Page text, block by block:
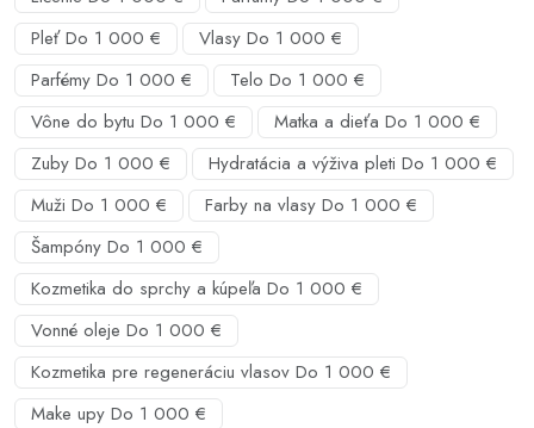
Pleť Do 1 000 €
Vlasy Do 1 000 €
Parfémy Do 1 000 €
Telo Do 1 000 €
Vône do bytu Do 1 000 €
Matka a dieťa Do 1 000 €
Zuby Do 1 000 €
Hydratácia a výživa pleti Do 1 000 €
Muži Do 1 000 €
Farby na vlasy Do 1 000 €
Šampóny Do 1 000 €
Kozmetika do sprchy a kúpeľa Do 1 000 €
Vonné oleje Do 1 000 €
Kozmetika pre regeneráciu vlasov Do 1 000 €
Make upy Do 1 000 €